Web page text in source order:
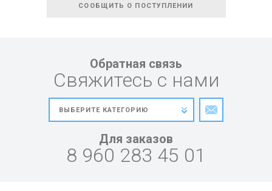
СООБЩИТЬ О ПОСТУПЛЕНИИ
Обратная связь
Свяжитесь с нами
Для заказов
8 960 283 45 01